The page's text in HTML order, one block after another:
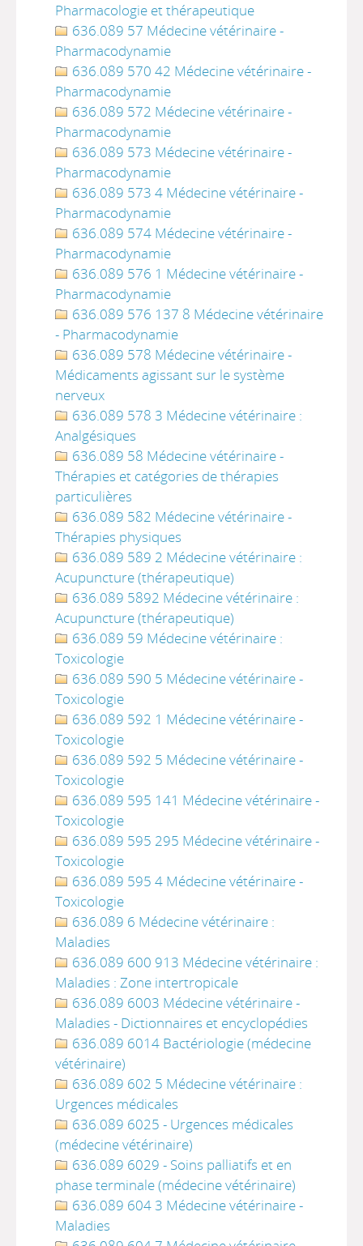
Pharmacologie et thérapeutique
636.089 57 Médecine vétérinaire -
Pharmacodynamie
636.089 570 42 Médecine vétérinaire -
Pharmacodynamie
636.089 572 Médecine vétérinaire -
Pharmacodynamie
636.089 573 Médecine vétérinaire -
Pharmacodynamie
636.089 573 4 Médecine vétérinaire -
Pharmacodynamie
636.089 574 Médecine vétérinaire -
Pharmacodynamie
636.089 576 1 Médecine vétérinaire -
Pharmacodynamie
636.089 576 137 8 Médecine vétérinaire
- Pharmacodynamie
636.089 578 Médecine vétérinaire -
Médicaments agissant sur le système
nerveux
636.089 578 3 Médecine vétérinaire :
Analgésiques
636.089 58 Médecine vétérinaire -
Thérapies et catégories de thérapies
particulières
636.089 582 Médecine vétérinaire -
Thérapies physiques
636.089 589 2 Médecine vétérinaire :
Acupuncture (thérapeutique)
636.089 5892 Médecine vétérinaire :
Acupuncture (thérapeutique)
636.089 59 Médecine vétérinaire :
Toxicologie
636.089 590 5 Médecine vétérinaire -
Toxicologie
636.089 592 1 Médecine vétérinaire -
Toxicologie
636.089 592 5 Médecine vétérinaire -
Toxicologie
636.089 595 141 Médecine vétérinaire -
Toxicologie
636.089 595 295 Médecine vétérinaire -
Toxicologie
636.089 595 4 Médecine vétérinaire -
Toxicologie
636.089 6 Médecine vétérinaire :
Maladies
636.089 600 913 Médecine vétérinaire :
Maladies : Zone intertropicale
636.089 6003 Médecine vétérinaire -
Maladies - Dictionnaires et encyclopédies
636.089 6014 Bactériologie (médecine
vétérinaire)
636.089 602 5 Médecine vétérinaire :
Urgences médicales
636.089 6025 - Urgences médicales
(médecine vétérinaire)
636.089 6029 - Soins palliatifs et en
phase terminale (médecine vétérinaire)
636.089 604 3 Médecine vétérinaire -
Maladies